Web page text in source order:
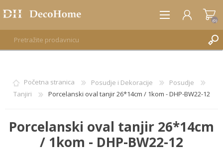
REGISTRUJTE SE
PRIJAVA
(0)
Početna stranica Posudje i Dekoracije
Posudje
Tanjiri
Porcelanski oval tanjir 26*14cm / 1kom - DHP-BW22-12
Porcelanski oval tanjir 26*14cm
/ 1kom - DHP-BW22-12